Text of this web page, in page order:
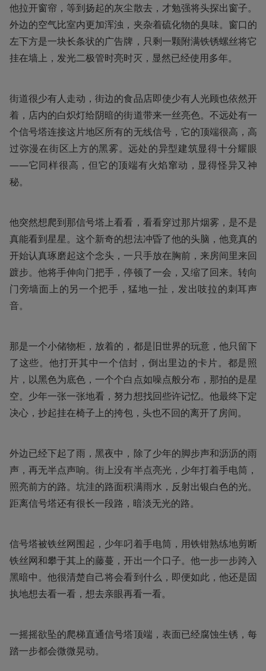
他拉开窗帘，等到扬起的灰尘散去，才勉强将头探出窗子。
外边的空气比室内更加浑浊，夹杂着硫化物的臭味。窗口的
左下方是一块长条状的广告牌，只剩一颗附满铁锈螺丝将它
挂在墙上，发光二极管时亮时灭，显然已经使用多年。
街道很少有人走动，街边的食品店即使少有人光顾也依然开
着，店内的白炽灯给阴暗的街道带来一丝亮色。不远处有一
个信号塔连接这片地区所有的无线信号，它的顶端很高，高
过弥漫在街区上方的黑雾。远处的异型建筑显得十分耀眼
——它同样很高，但它的顶端有火焰窜动，显得怪异又神
秘。
他突然想爬到那信号塔上看看，看看穿过那片烟雾，是不是
真能看到星星。这个新奇的想法冲昏了他的头脑，他竟真的
开始认真琢磨起这个念头，一只手放在胸前，来房间里来回
踱步。他将手伸向门把手，停顿了一会，又缩了回来。转向
门旁墙面上的另一个把手，猛地一扯，发出吱拉的刺耳声
音。
那是一个小储物柜，放着的，都是旧世界的玩意，他只留下
了这些。他打开其中一个信封，倒出里边的卡片。都是照
片，以黑色为底色，一个个白点如噪点般分布，那拍的是星
空。少年一张一张地看，努力想找回些许记忆。他最终下定
决心，抄起挂在椅子上的挎包，头也不回的离开了房间。
外边已经下起了雨，黑夜中，除了少年的脚步声和沥沥的雨
声，再无半点声响。街上没有半点亮光，少年打着手电筒，
照亮前方的路。坑洼的路面积满雨水，反射出银白色的光。
距离信号塔还有很长一段路，暗淡无光的路。
信号塔被铁丝网围起，少年叼着手电筒，用铁钳熟练地剪断
铁丝网和攀于其上的藤蔓，开出一个口子。他一步一步跨入
黑暗中。他很清楚自己将会看到什么，即便如此，他还是固
执地想去看一看，想去亲眼再看一看。
一摇摇欲坠的爬梯直通信号塔顶端，表面已经腐蚀生锈，每
踏一步都会微微晃动。